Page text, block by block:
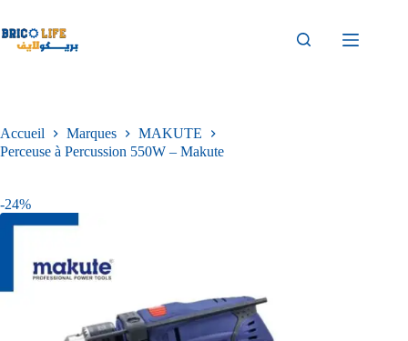
Accueil Marques
MAKUTE
Perceuse à Percussion 550W – Makute
-24%